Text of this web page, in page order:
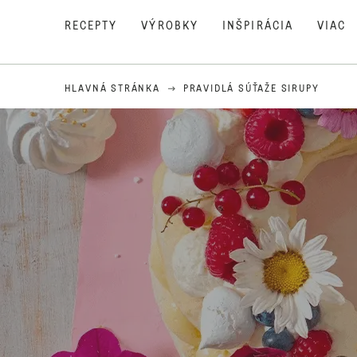
RECEPTY VÝROBKY INŠPIRÁCIA VIAC
HLAVNÁ STRÁNKA PRAVIDLÁ SÚŤAŽE SIRUPY